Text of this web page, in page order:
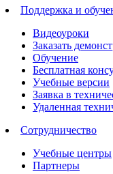
Поддержка и
Видеоуроки
Заказать
Обучение
Бесплатная
Учебные версии
Заявка в
Удаленная
Сотрудничество
Учебные центры
Партнеры